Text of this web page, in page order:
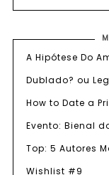
A Hipótese Do
Dublado? ou
How to Date a
Evento: Bienal
Top: 5 Autores
Wishlist #9